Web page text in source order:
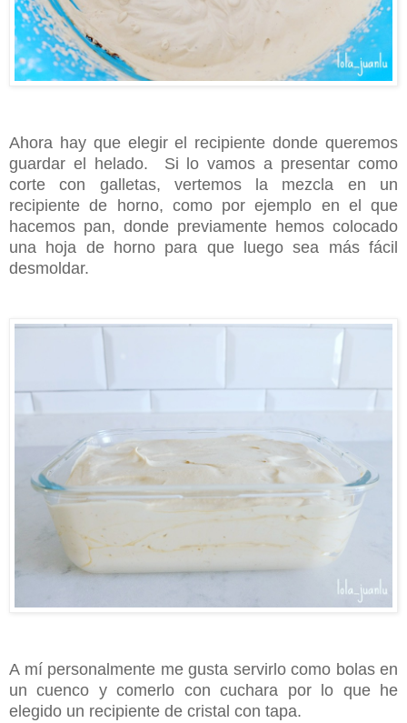
Ahora hay que elegir el recipiente donde queremos
guardar el helado. Si lo vamos a presentar como
corte con galletas, vertemos la mezcla en un
recipiente de horno, como por ejemplo en el que
hacemos pan, donde previamente hemos colocado
una hoja de horno para que luego sea más fácil
desmoldar.
A mí personalmente me gusta servirlo como bolas en
un cuenco y comerlo con cuchara por lo que he
elegido un recipiente de cristal con tapa.